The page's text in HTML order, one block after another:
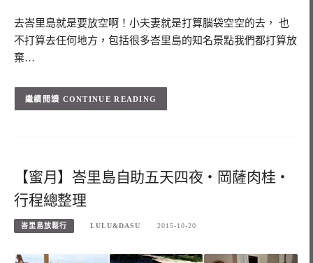
去峇里島就是要放空啊！小夫妻就是打算腦袋空空的去， 也
不打算去任何地方，包括很多峇里島的知名景點我們都打算放
棄…
CONTINUE READING
【蜜月】峇里島自助五天四夜‧岡薩肉桂‧
行程總整理
峇里島放鬆行 LULU&DASU 2015-10-20